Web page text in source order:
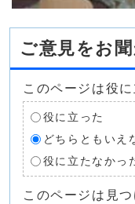
ご意見をお
このページは役
役に立った
どちらともいえ
役に立たなかっ
このページは見